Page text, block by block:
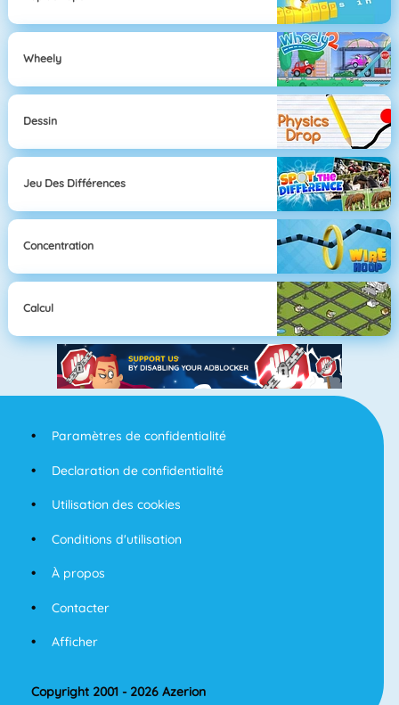
Wheely
Dessin
Jeu Des Différences
Concentration
Calcul
Paramètres de confidentialité
Declaration de confidentialité
Utilisation des cookies
Conditions d'utilisation
À propos
Contacter
Afficher
Copyright 2001 - 2026 Azerion